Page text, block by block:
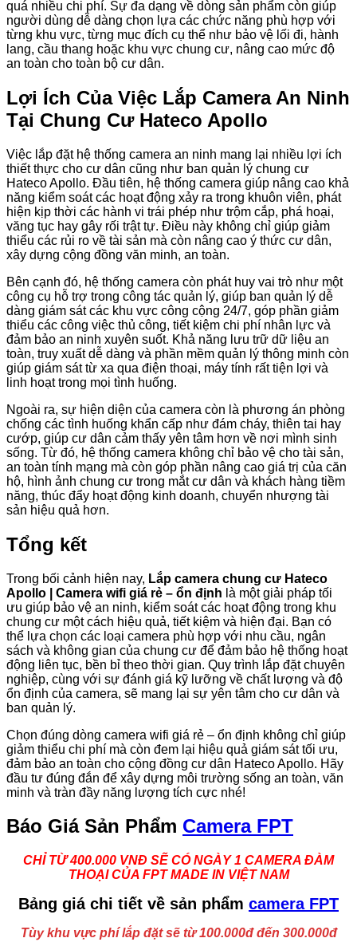
quá nhiều chi phí. Sự đa dạng về dòng sản phẩm còn giúp
người dùng dễ dàng chọn lựa các chức năng phù hợp với
từng khu vực, từng mục đích cụ thể như bảo vệ lối đi, hành
lang, cầu thang hoặc khu vực chung cư, nâng cao mức độ
an toàn cho toàn bộ cư dân.
Lợi Ích Của Việc Lắp Camera An Ninh
Tại Chung Cư Hateco Apollo
Việc lắp đặt hệ thống camera an ninh mang lại nhiều lợi ích
thiết thực cho cư dân cũng như ban quản lý chung cư
Hateco Apollo. Đầu tiên, hệ thống camera giúp nâng cao khả
năng kiểm soát các hoạt động xảy ra trong khuôn viên, phát
hiện kịp thời các hành vi trái phép như trộm cắp, phá hoại,
văng tục hay gây rối trật tự. Điều này không chỉ giúp giảm
thiểu các rủi ro về tài sản mà còn nâng cao ý thức cư dân,
xây dựng cộng đồng văn minh, an toàn.
Bên cạnh đó, hệ thống camera còn phát huy vai trò như một
công cụ hỗ trợ trong công tác quản lý, giúp ban quản lý dễ
dàng giám sát các khu vực công cộng 24/7, góp phần giảm
thiểu các công việc thủ công, tiết kiệm chi phí nhân lực và
đảm bảo an ninh xuyên suốt. Khả năng lưu trữ dữ liệu an
toàn, truy xuất dễ dàng và phần mềm quản lý thông minh còn
giúp giám sát từ xa qua điện thoại, máy tính rất tiện lợi và
linh hoạt trong mọi tình huống.
Ngoài ra, sự hiện diện của camera còn là phương án phòng
chống các tình huống khẩn cấp như đám cháy, thiên tai hay
cướp, giúp cư dân cảm thấy yên tâm hơn về nơi mình sinh
sống. Từ đó, hệ thống camera không chỉ bảo vệ cho tài sản,
an toàn tính mạng mà còn góp phần nâng cao giá trị của căn
hộ, hình ảnh chung cư trong mắt cư dân và khách hàng tiềm
năng, thúc đẩy hoạt động kinh doanh, chuyển nhượng tài
sản hiệu quả hơn.
Tổng kết
Trong bối cảnh hiện nay, Lắp camera chung cư Hateco
Apollo | Camera wifi giá rẻ – ổn định là một giải pháp tối
ưu giúp bảo vệ an ninh, kiểm soát các hoạt động trong khu
chung cư một cách hiệu quả, tiết kiệm và hiện đại. Bạn có
thể lựa chọn các loại camera phù hợp với nhu cầu, ngân
sách và không gian của chung cư để đảm bảo hệ thống hoạt
động liên tục, bền bỉ theo thời gian. Quy trình lắp đặt chuyên
nghiệp, cùng với sự đánh giá kỹ lưỡng về chất lượng và độ
ổn định của camera, sẽ mang lại sự yên tâm cho cư dân và
ban quản lý.
Chọn đúng dòng camera wifi giá rẻ – ổn định không chỉ giúp
giảm thiểu chi phí mà còn đem lại hiệu quả giám sát tối ưu,
đảm bảo an toàn cho cộng đồng cư dân Hateco Apollo. Hãy
đầu tư đúng đắn để xây dựng môi trường sống an toàn, văn
minh và tràn đầy năng lượng tích cực nhé!
Báo Giá Sản Phẩm Camera FPT
CHỈ TỪ 400.000 VNĐ SẼ CÓ NGÀY 1 CAMERA ĐÀM
THOẠI CỦA FPT MADE IN VIỆT NAM
Bảng giá chi tiết về sản phẩm camera FPT
Tùy khu vực phí lắp đặt sẽ từ 100.000đ đến 300.000đ